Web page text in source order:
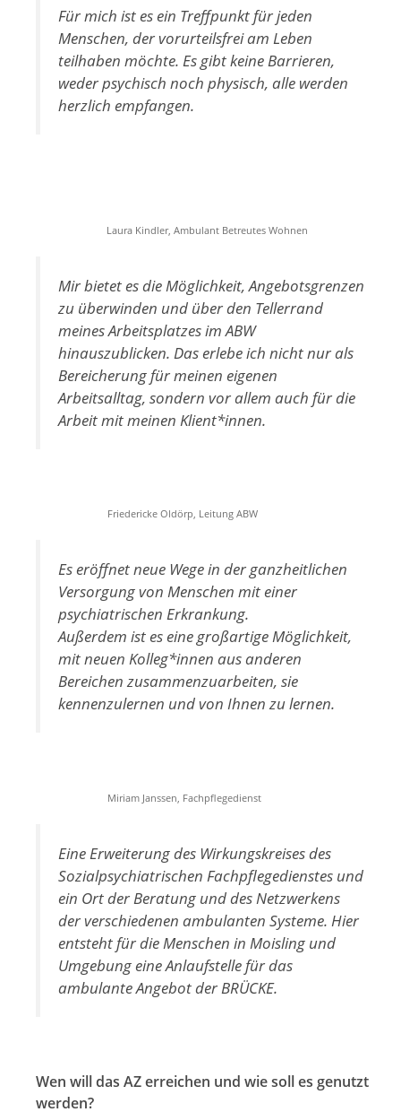
Für mich ist es ein Treffpunkt für jeden
Menschen, der vorurteilsfrei am Leben
teilhaben möchte. Es gibt keine Barrieren,
weder psychisch noch physisch, alle werden
herzlich empfangen.
Laura Kindler, Ambulant Betreutes Wohnen
Mir bietet es die Möglichkeit, Angebotsgrenzen
zu überwinden und über den Tellerrand
meines Arbeitsplatzes im ABW
hinauszublicken. Das erlebe ich nicht nur als
Bereicherung für meinen eigenen
Arbeitsalltag, sondern vor allem auch für die
Arbeit mit meinen Klient*innen.
Friedericke Oldörp, Leitung ABW
Es eröffnet neue Wege in der ganzheitlichen
Versorgung von Menschen mit einer
psychiatrischen Erkrankung.
Außerdem ist es eine großartige Möglichkeit,
mit neuen Kolleg*innen aus anderen
Bereichen zusammenzuarbeiten, sie
kennenzulernen und von Ihnen zu lernen.
Miriam Janssen, Fachpflegedienst
Eine Erweiterung des Wirkungskreises des
Sozialpsychiatrischen Fachpflegedienstes und
ein Ort der Beratung und des Netzwerkens
der verschiedenen ambulanten Systeme. Hier
entsteht für die Menschen in Moisling und
Umgebung eine Anlaufstelle für das
ambulante Angebot der BRÜCKE.
Wen will das AZ erreichen und wie soll es genutzt
werden?